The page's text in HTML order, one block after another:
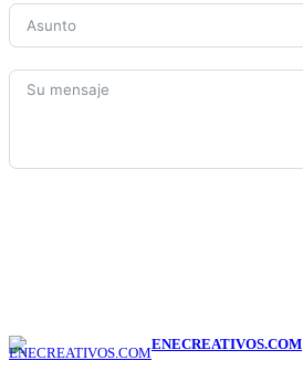
ENECREATIVOS.COM